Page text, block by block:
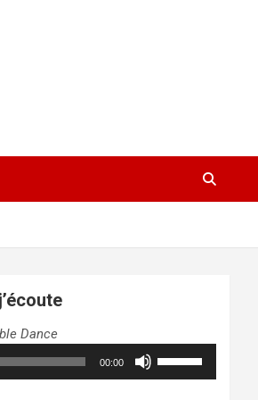
Dance
00:00